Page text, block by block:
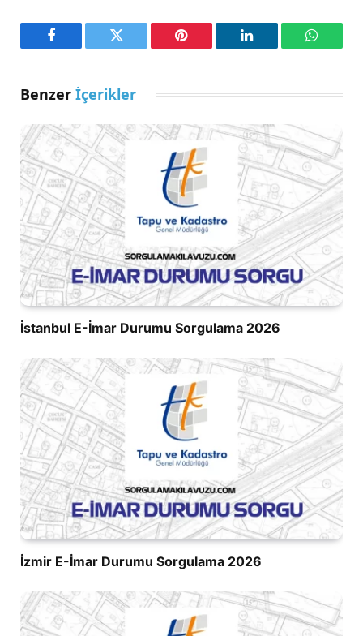
Facebook Twitter Pinterest LinkedIn
Benzer İçerikler
İstanbul E-İmar Durumu Sorgulama 2026
İzmir E-İmar Durumu Sorgulama 2026